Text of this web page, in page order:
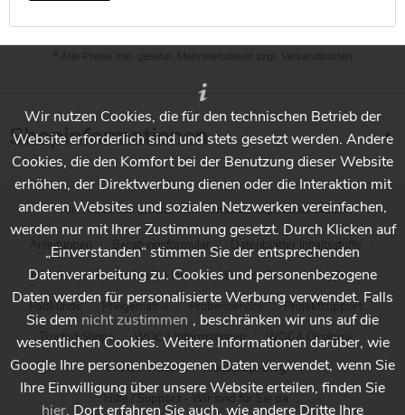
* Alle Preise inkl. gesetzl. Mehrwertsteuer zzgl. Versandkosten
Shopinformationen
* Alle Preise inkl. gesetzl. Mehrwertsteuer zzgl.Versandkosten
Anleitungen Beratungsformular
Datenblätter Inhaltsstoffe
Händlersuche - Finden Sie Ihren Händler vor Ort
Holzpflege
Padkunde
Pflegematrix Probenservice
Projektsupport
Trusted Shops
WOCA Informationen
WOCA Ökologie
WOCA Videos
Wocashop-Blog
Hilfe / Support - Wir sind für Sie da
Wir nutzen Cookies, die für den technischen Betrieb der
Website erforderlich sind und stets gesetzt werden. Andere
Cookies, die den Komfort bei der Benutzung dieser Website
erhöhen, der Direktwerbung dienen oder die Interaktion mit
anderen Websites und sozialen Netzwerken vereinfachen,
werden nur mit Ihrer Zustimmung gesetzt. Durch Klicken auf
„Einverstanden“ stimmen Sie der entsprechenden
Datenverarbeitung zu. Cookies und personenbezogene
Daten werden für personalisierte Werbung verwendet. Falls
Sie dem nicht zustimmen , beschränken wir uns auf die
wesentlichen Cookies. Weitere Informationen darüber, wie
Google Ihre personenbezogenen Daten verwendet, wenn Sie
Ihre Einwilligung über unsere Website erteilen, finden Sie
hier. Dort erfahren Sie auch, wie andere Dritte Ihre